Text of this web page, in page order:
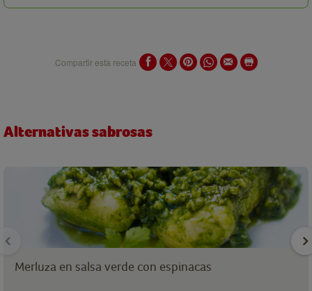
Compartir esta receta
Alternativas sabrosas
Merluza en salsa verde con espinacas